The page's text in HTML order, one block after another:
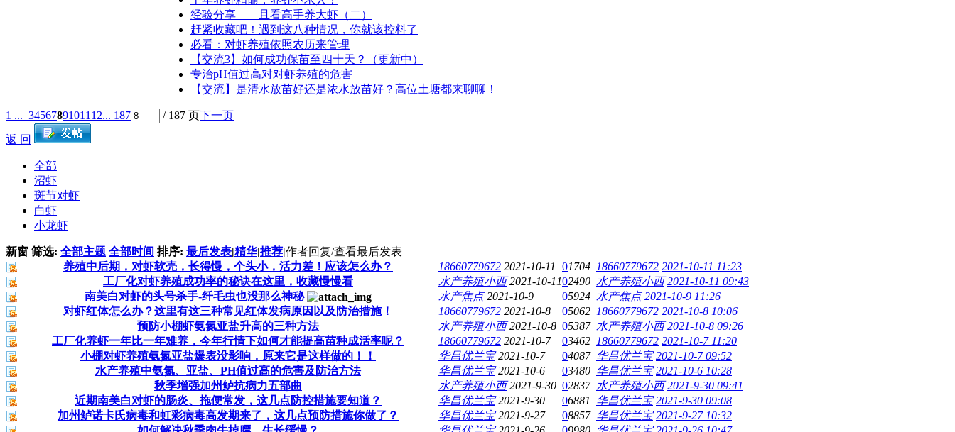
经验分享——且看高手养大虾（二）
赶紧收藏吧！遇到这八种情况，你就该控料了
必看：对虾养殖依照农历来管理
【交流3】如何成功保苗至四十天？（更新中）
专治pH值过高对对虾养殖的危害
【交流】是清水放苗好还是浓水放苗好？高位土塘都来聊聊！
1 ... 34567891011 12... 187 / 187 页下一页
返 回
全部
沼虾
斑节对虾
白虾
小龙虾
新窗 筛选: 全部主题 全部时间 排序: 最后发表|精华|推荐|作者回复/查看最后发表
养殖中后期，对虾软壳，长得慢，个头小，活力差！应该怎么办？
18660779672 2021-10-11 01704 18660779672 2021-10-11 11:23
工厂化对虾养殖成功率的秘诀在这里，收藏慢慢看
水产养殖小西 2021-10-1102490 水产养殖小西 2021-10-11 09:43
南美白对虾的头号杀手-纤毛虫也没那么神秘
水产焦点 2021-10-9 05924 水产焦点 2021-10-9 11:26
对虾红体怎么办？这里有这三种常见红体发病原因以及防治措施！
18660779672 2021-10-8 05062 18660779672 2021-10-8 10:06
预防小棚虾氨氮亚盐升高的三种方法
水产养殖小西 2021-10-8 05387 水产养殖小西 2021-10-8 09:26
工厂化养虾一年比一年难养，今年行情下如何才能提高苗种成活率呢？
18660779672 2021-10-7 03462 18660779672 2021-10-7 11:20
小棚对虾养殖氨氮亚盐爆表没影响，原来它是这样做的！！
华昌优兰宝 2021-10-7 04087 华昌优兰宝 2021-10-7 09:52
水产养殖中氨氮、亚盐、PH值过高的危害及防治方法
华昌优兰宝 2021-10-6 03480 华昌优兰宝 2021-10-6 10:28
秋季增强加州鲈抗病力五部曲
水产养殖小西 2021-9-30 02837 水产养殖小西 2021-9-30 09:41
近期南美白对虾的肠炎、拖便常发，这几点防控措施要知道？
华昌优兰宝 2021-9-30 06881 华昌优兰宝 2021-9-30 09:08
加州鲈诺卡氏病毒和虹彩病毒高发期来了，这几点预防措施你做了？
华昌优兰宝 2021-9-27 08857 华昌优兰宝 2021-9-27 10:32